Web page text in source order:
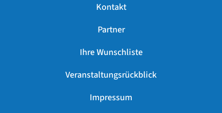
Kontakt
Partner
Ihre Wunschliste
Veranstaltungsrückblick
Impressum